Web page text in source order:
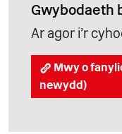
Gwybodaeth
Ar agor i'r
Mwy o
newydd)